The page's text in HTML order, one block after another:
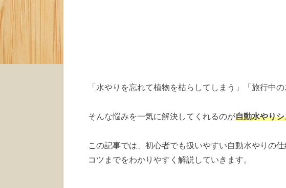
「水やりを忘れて植物を枯らしてしまう」「旅行中の
そんな悩みを一気に解決してくれるのが自動水やり
この記事では、初心者でも扱いやすい自動水やりの
コツまでをわかりやすく解説していきます。